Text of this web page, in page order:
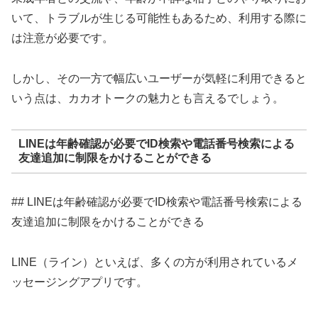
いて、トラブルが生じる可能性もあるため、利用する際に
は注意が必要です。
しかし、その一方で幅広いユーザーが気軽に利用できると
いう点は、カカオトークの魅力とも言えるでしょう。
LINEは年齢確認が必要でID検索や電話番号検索による
友達追加に制限をかけることができる
## LINEは年齢確認が必要でID検索や電話番号検索による
友達追加に制限をかけることができる
LINE（ライン）といえば、多くの方が利用されているメ
ッセージングアプリです。